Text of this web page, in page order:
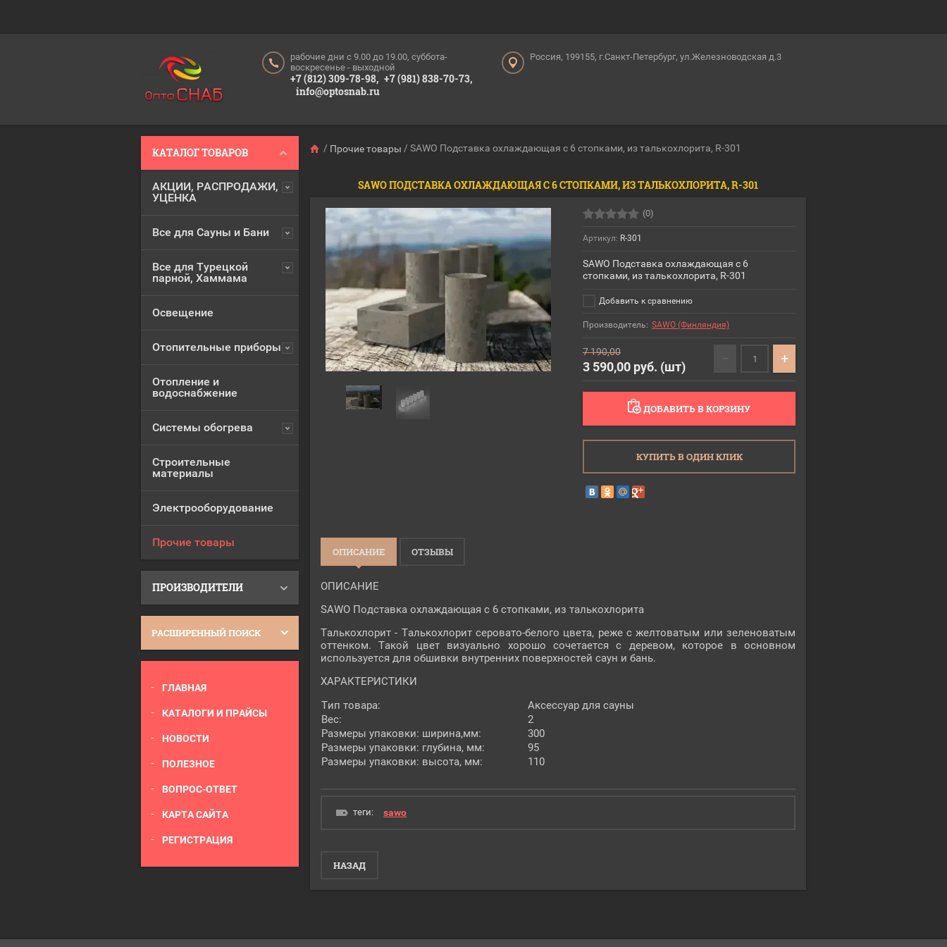
рабочие дни c 9.00 до 19.00, суббота-
воскресенье - выходной
+7 (812) 309-78-98, +7 (981) 838-70-73,
info@optosnab.ru
Россия, 199155, г.Санкт-Петербург, ул.Железноводская д.3
КАТАЛОГ ТОВАРОВ
АКЦИИ, РАСПРОДАЖИ,
УЦЕНКА
Все для Сауны и Бани
Все для Турецкой
парной, Хаммама
Освещение
Отопительные приборы
Отопление и
водоснабжение
Системы обогрева
Строительные
материалы
Электрооборудование
Прочие товары
ПРОИЗВОДИТЕЛИ
РАСШИРЕННЫЙ ПОИСК
ГЛАВНАЯ
КАТАЛОГИ И ПРАЙСЫ
НОВОСТИ
ПОЛЕЗНОЕ
ВОПРОС-ОТВЕТ
КАРТА САЙТА
РЕГИСТРАЦИЯ
/ Прочие товары / SAWO Подставка охлаждающая с 6 стопками, из талькохлорита, R-301
SAWO ПОДСТАВКА ОХЛАЖДАЮЩАЯ С 6 СТОПКАМИ, ИЗ ТАЛЬКОХЛОРИТА, R-301
(0)
Артикул: R-301
SAWO Подставка охлаждающая с 6
стопками, из талькохлорита, R-301
Добавить к сравнению
Производитель: SAWO (Финляндия)
7 190,00
3 590,00 руб. (шт) +
ДОБАВИТЬ В КОРЗИНУ
КУПИТЬ В ОДИН КЛИК
ОПИСАНИЕ ОТЗЫВЫ
ОПИСАНИЕ
SAWO Подставка охлаждающая с 6 стопками, из талькохлорита
Талькохлорит - Талькохлорит серовато-белого цвета, реже с желтоватым или зеленоватым
оттенком. Такой цвет визуально хорошо сочетается с деревом, которое в основном
используется для обшивки внутренних поверхностей саун и бань.
ХАРАКТЕРИСТИКИ
Тип товара:
Аксессуар для сауны
Вес:
2
Размеры упаковки: ширина,мм:
300
Размеры упаковки: глубина, мм:
95
Размеры упаковки: высота, мм:
110
теги: sawo
НАЗАД